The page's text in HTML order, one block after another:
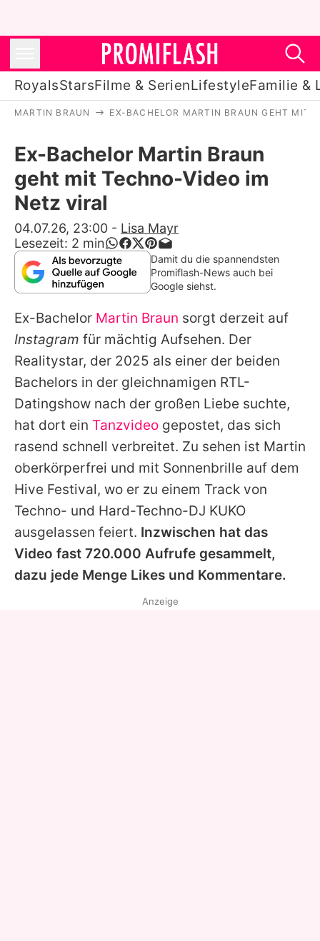
RoyalsStarsFilme & SerienLifestyleFamilie &
Stars
Filme & Serien
Lifestyle
Familie & Liebe
Promiflash Exklusiv
Alle Themen auf Promiflash
Jobs
App runterladen
Team
Redaktionelle Richtlinien
Impressum
Datenschutzerklärung
Utiq verwalten
MARTIN BRAUN EX-BACHELOR MARTIN BRAUN GEHT MIT
Ex-Bachelor Martin Braun
geht mit Techno-Video im
Netz viral
04.07.26, 23:00 - Lisa Mayr
Lesezeit: 2 min
Damit du die spannendsten
Promiflash-News auch bei
Google siehst.
Ex-Bachelor Martin Braun sorgt derzeit auf
Instagram für mächtig Aufsehen. Der
Realitystar, der 2025 als einer der beiden
Bachelors in der gleichnamigen RTL-
Datingshow nach der großen Liebe suchte,
hat dort ein Tanzvideo gepostet, das sich
rasend schnell verbreitet. Zu sehen ist Martin
oberkörperfrei und mit Sonnenbrille auf dem
Hive Festival, wo er zu einem Track von
Techno- und Hard-Techno-DJ KUKO
ausgelassen feiert. Inzwischen hat das
Video fast 720.000 Aufrufe gesammelt,
dazu jede Menge Likes und Kommentare.
Anzeige